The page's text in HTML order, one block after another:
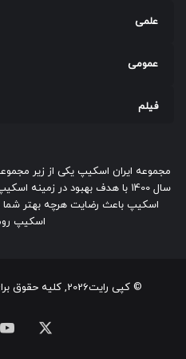
جمع‌بندی
ترس از دلقک، یکی از اختلالات
مختل‌کننده باشد و معمولا در
این اضطراب به ترس از تماس با
تصاویر و فیلم‌های مرتبط با
علمی
عمومی
فیلم
مجموعه ایران اسکیپ یکی از زیر
سال 1400 با هدف بهبود در
اسکیپ باعث رضایت هرچه بهتر شما
اسکیپ
© کپی رایت2026, کلیه حقوق برای ایران اسکیپ محفوظ است.
ایکس